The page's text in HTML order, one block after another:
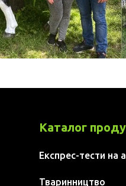
Каталог
Експрес-тести на
Тваринництво